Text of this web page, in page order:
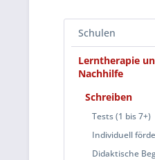
Schulen
Lerntherapie
Nachhilfe
Schreiben
Tests (1 bis 7+)
Individuell
Didaktische